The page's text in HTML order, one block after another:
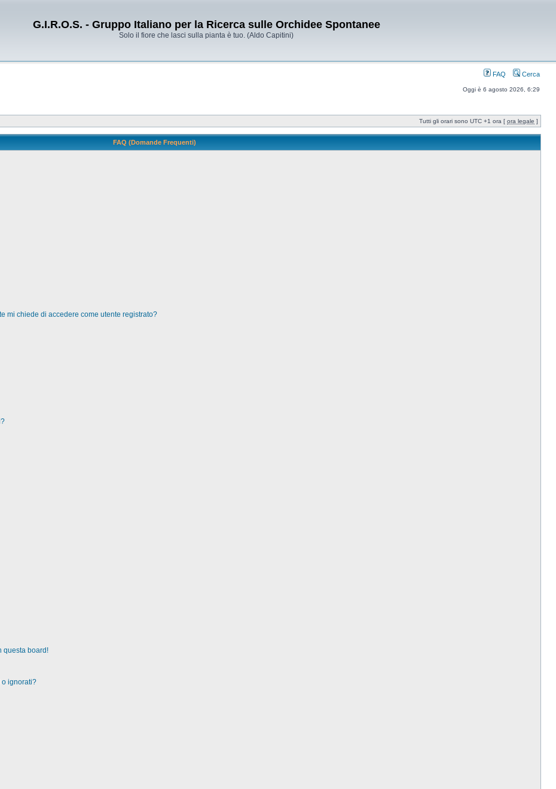
G.I.R.O.S. - Gruppo Italiano per la Ricerca sulle Orchidee Spontanee
Solo il fiore che lasci sulla pianta è tuo. (Aldo Capitini)
FAQ Cerca
Oggi è 6 agosto 2026, 6:29
Tutti gli orari sono UTC +1 ora [ ora legale ]
FAQ (Domande Frequenti)
mi chiede di accedere come utente registrato?
questa board!
o ignorati?